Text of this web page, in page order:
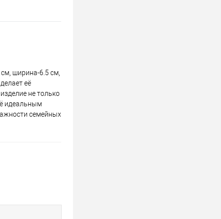
ширина-6.5 см,
её
не только
идеальным
семейных